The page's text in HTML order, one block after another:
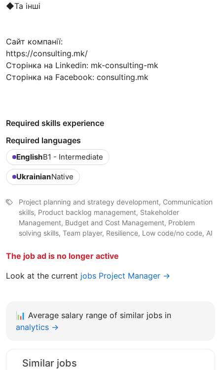
◆Та інші
Сайт компанії:
https://consulting.mk/
Сторінка на Linkedin: mk-consulting-mk
Сторінка на Facebook: consulting.mk
Required skills experience
Required languages
EnglishB1 - Intermediate
UkrainianNative
Project planning and strategy development, Communication
skills, Product backlog management, Stakeholder
Management, Budget and Cost Management, Problem
solving skills, Team player, Resilience, Low code/no code, AI
The job ad is no longer active
Look at the current jobs Project Manager →
📊 Average salary range of similar jobs in
analytics →
Similar jobs